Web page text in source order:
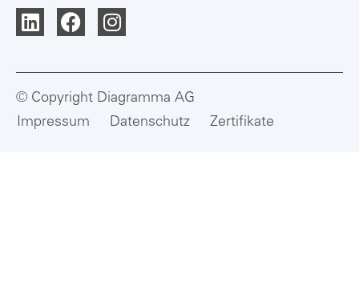
© Copyright Diagramma AG
Impressum
Datenschutz Zertifikate